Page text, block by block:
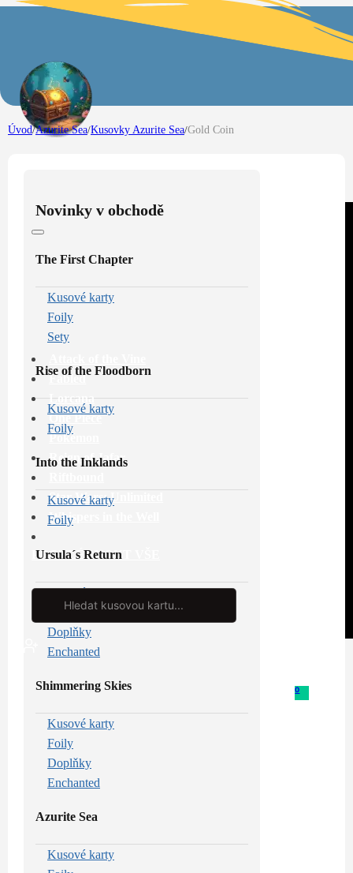
Fabled
Lorcana
One Piece
Pokémon
Reign of Jafar
Star Wars: Unlimited
Whispers in the Well
PROHLÉDNOUT VŠE
Search
0
Úvod/Azurite Sea/Kusovky Azurite Sea/Gold Coin
Novinky v obchodě
The First Chapter
Kusové karty
Foily
Sety
Rise of the Floodborn
Kusové karty
Foily
Into the Inklands
Kusové karty
Foily
Ursula´s Return
Kusové karty
Foily
Doplňky
Enchanted
Shimmering Skies
Kusové karty
Foily
Doplňky
Enchanted
Azurite Sea
Kusové karty